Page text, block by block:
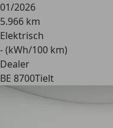
01/2026
5.966 km
Elektrisch
- (kWh/100 km)
Dealer
BE 8700Tielt